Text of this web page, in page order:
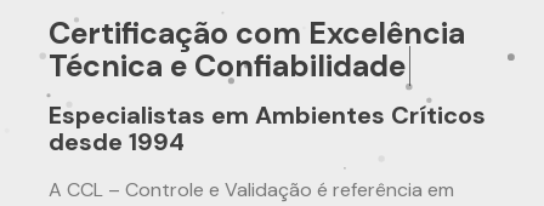
Certifcação com Excelência
Técnica e Confabilidade
Especialistas em Ambientes Críticos
desde 1994
A CCL – Controle e Validação é referência em